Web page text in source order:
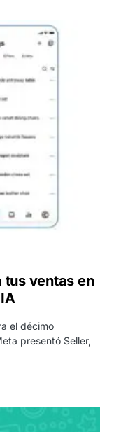
tus ventas en
el décimo
presentó Seller,